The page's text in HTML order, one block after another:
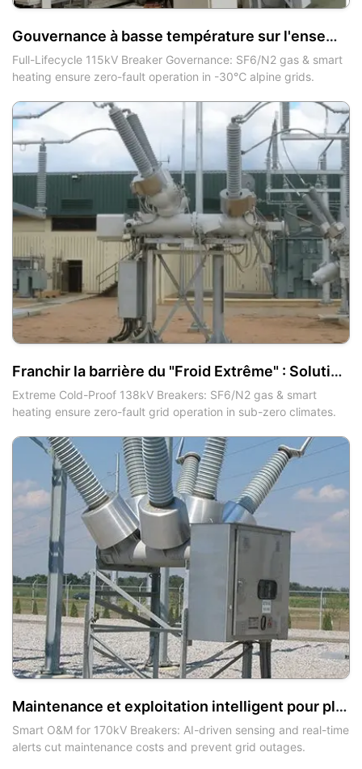
Gouvernance à basse température sur l'ensemble du cycle de vie pour 18 unités d'interrupteurs à disjoncteur de type mort de 115kV : la synergie des cinq anneaux garantit un fonctionnement sans faute à -30℃ dans les régions alpines
Full-Lifecycle 115kV Breaker Governance: SF6/N2 gas & smart
heating ensure zero-fault operation in -30℃ alpine grids.
Franchir la barrière du "Froid Extrême" : Solution antigel pour l'ensemble du cycle de vie des disjoncteurs à réservoir mort 138kV garantissant un fonctionnement sans faute dans des réseaux à -30℃
Extreme Cold-Proof 138kV Breakers: SF6/N2 gas & smart
heating ensure zero-fault grid operation in sub-zero climates.
Maintenance et exploitation intelligent pour plus de 40 unités d'interrupteurs à disjoncteur de 170 kV : Avertissements de panne en temps réel et réduction drastique des coûts
Smart O&M for 170kV Breakers: AI-driven sensing and real-time
alerts cut maintenance costs and prevent grid outages.